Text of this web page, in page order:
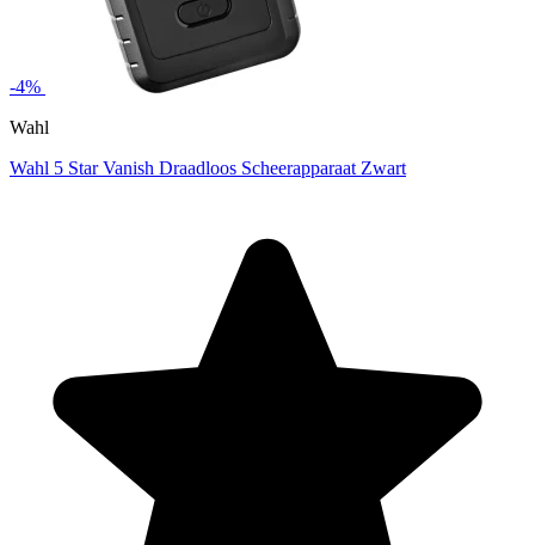
-4%
Wahl
Wahl 5 Star Vanish Draadloos Scheerapparaat Zwart